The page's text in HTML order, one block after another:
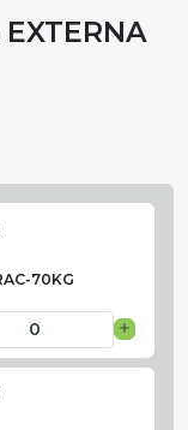
70KG